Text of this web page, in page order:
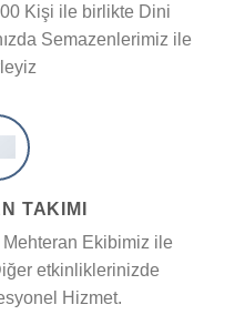
Kişi ile birlikte Dini
Semazenlerimiz ile
TAKIMI
Ekibimiz ile
etkinliklerinizde
Hizmet.